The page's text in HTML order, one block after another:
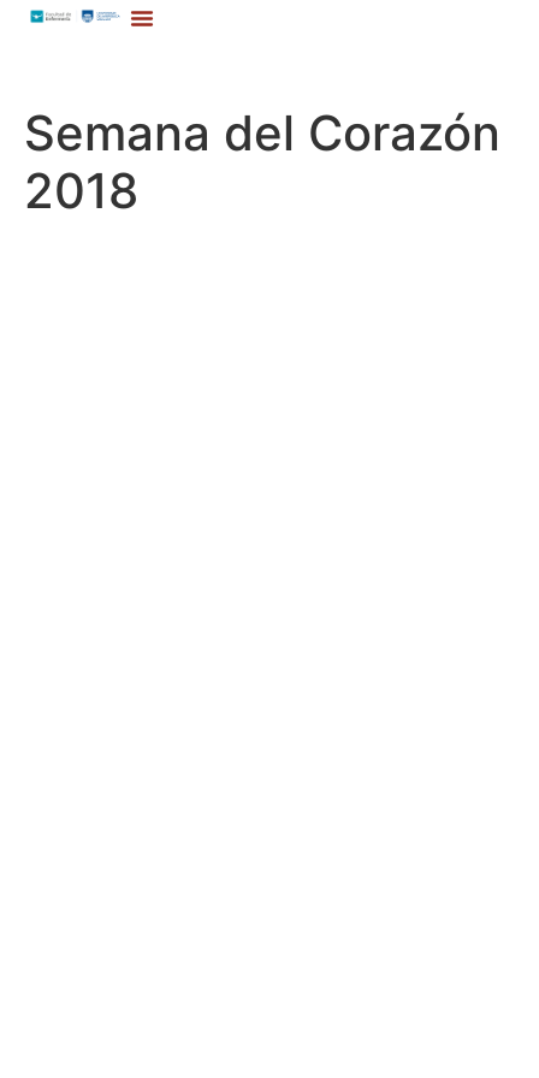
Semana del Corazón
2018